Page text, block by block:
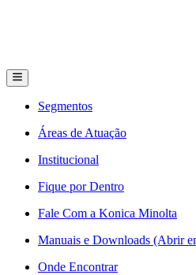
Segmentos
Áreas de Atuação
Institucional
Fique por Dentro
Fale Com a Konica Minolta
Manuais e Downloads (Abrir
Onde Encontrar